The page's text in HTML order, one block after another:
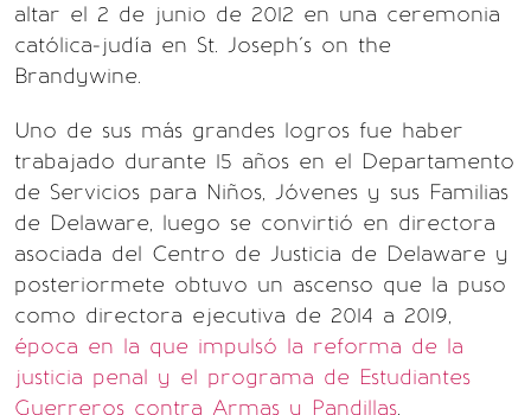
altar el 2 de junio de 2012 en una ceremonia
católica-judía en St. Joseph´s on the
Brandywine.
Uno de sus más grandes logros fue haber
trabajado durante 15 años en el Departamento
de Servicios para Niños, Jóvenes y sus Familias
de Delaware, luego se convirtió en directora
asociada del Centro de Justicia de Delaware y
posteriormete obtuvo un ascenso que la puso
como directora ejecutiva de 2014 a 2019,
época en la que impulsó la reforma de la
justicia penal y el programa de Estudiantes
Guerreros contra Armas y Pandillas.